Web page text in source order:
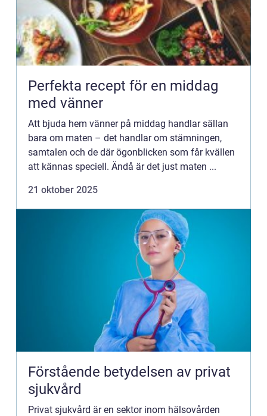
Perfekta recept för en middag
med vänner
Att bjuda hem vänner på middag handlar sällan
bara om maten – det handlar om stämningen,
samtalen och de där ögonblicken som får kvällen
att kännas speciell. Ändå är det just maten ...
21 oktober 2025
Förstående betydelsen av privat
sjukvård
Privat sjukvård är en sektor inom hälsovården